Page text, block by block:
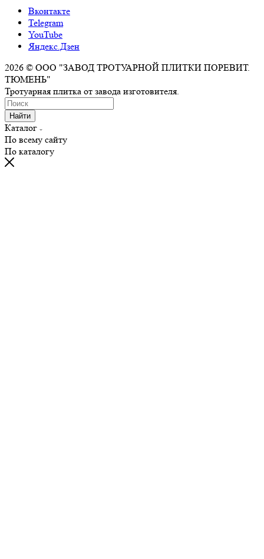
Вконтакте
Telegram
YouTube
Яндекс.Дзен
2026 © ООО "ЗАВОД ТРОТУАРНОЙ ПЛИТКИ ПОРЕВИТ.
ТЮМЕНЬ"
Тротуарная плитка от завода изготовителя.
Найти
Каталог
По всему сайту
По каталогу